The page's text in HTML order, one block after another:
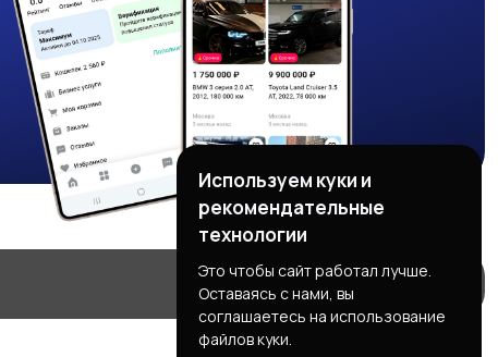
Используем куки и
рекомендательные
технологии
Это чтобы сайт работал лучше.
Оставаясь с нами, вы
соглашаетесь на использование
файлов куки.